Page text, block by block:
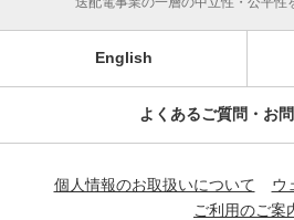
English
よくあるご質問・お
個人情報のお取扱いについて
ウ
ご利用のご案